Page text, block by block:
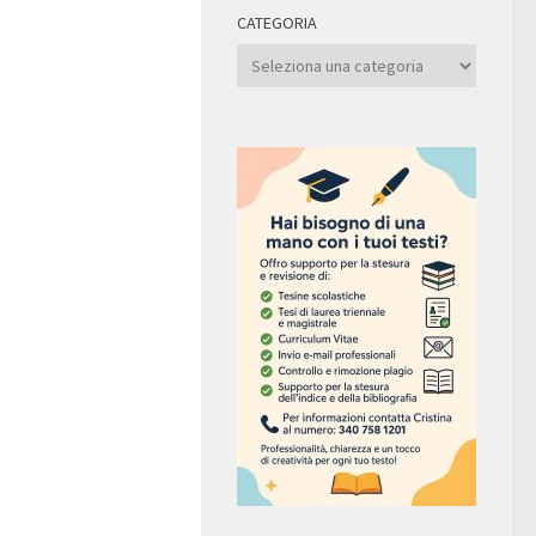
CATEGORIA
Categoria